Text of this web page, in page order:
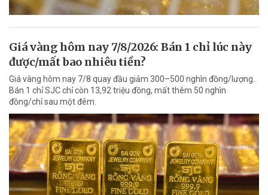
Giá vàng hôm nay 7/8/2026: Bán 1 chỉ lúc này
được/mất bao nhiêu tiền?
Giá vàng hôm nay 7/8 quay đầu giảm 300–500 nghìn đồng/lượng.
Bán 1 chỉ SJC chỉ còn 13,92 triệu đồng, mất thêm 50 nghìn
đồng/chỉ sau một đêm.